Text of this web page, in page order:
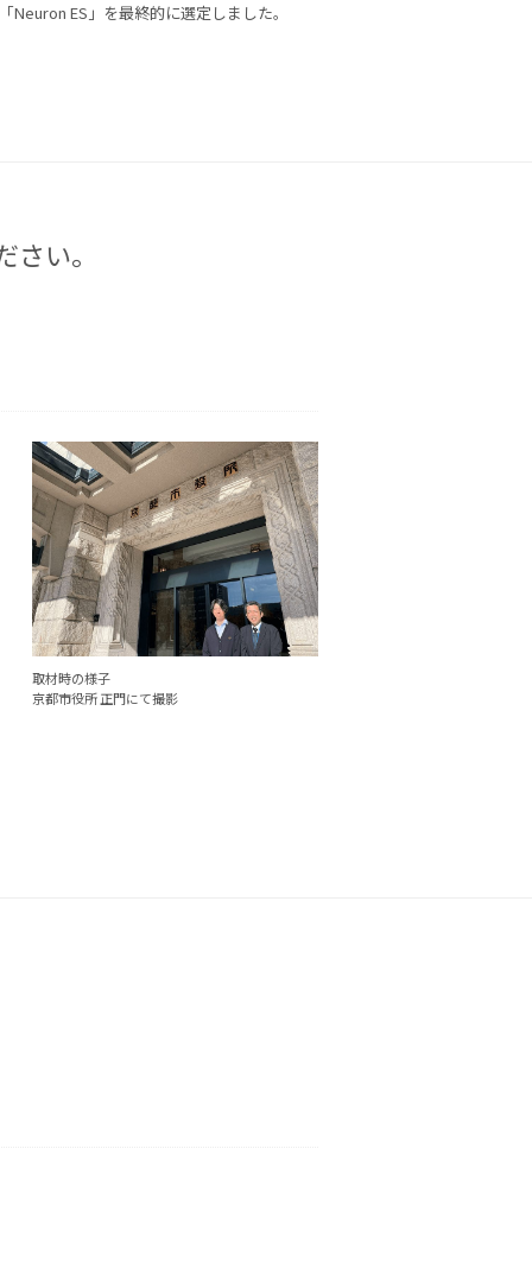
ES」を最終的に選定しました。
い。
取材時の様子
京都市役所 正門にて撮影